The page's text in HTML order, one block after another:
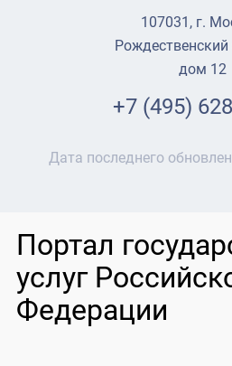
107031, г.
Рождественский
дом 12
+7 (495)
Дата последнего
Портал
услуг
Федерации